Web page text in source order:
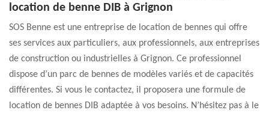
location de benne DIB à Grignon
SOS Benne est une entreprise de location de bennes qui offre
ses services aux particuliers, aux professionnels, aux entreprises
de construction ou industrielles à Grignon. Ce professionnel
dispose d’un parc de bennes de modèles variés et de capacités
différentes. Si vous le contactez, il proposera une formule de
location de bennes DIB adaptée à vos besoins. N’hésitez pas à le